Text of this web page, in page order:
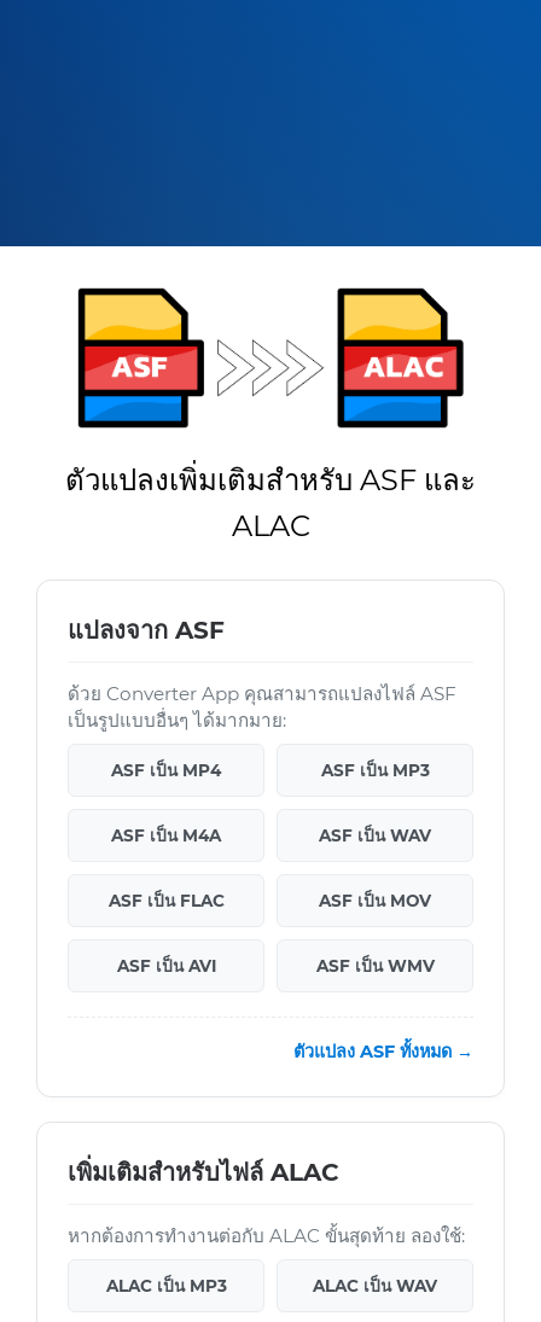
ตัวแปลงเพิ่มเติมสำหรับ ASF และ
ALAC
แปลงจาก ASF
ด้วย Converter App คุณสามารถแปลงไฟล์ ASF
เป็นรูปแบบอื่นๆ ได้มากมาย:
ASF เป็น MP4 ASF เป็น MP3
ASF เป็น M4A ASF เป็น WAV
ASF เป็น FLAC ASF เป็น MOV
ASF เป็น AVI ASF เป็น WMV
ตัวแปลง ASF ทั้งหมด →
เพิ่มเติมสำหรับไฟล์ ALAC
หากต้องการทำงานต่อกับ ALAC ขั้นสุดท้าย ลองใช้:
ALAC เป็น MP3 ALAC เป็น WAV